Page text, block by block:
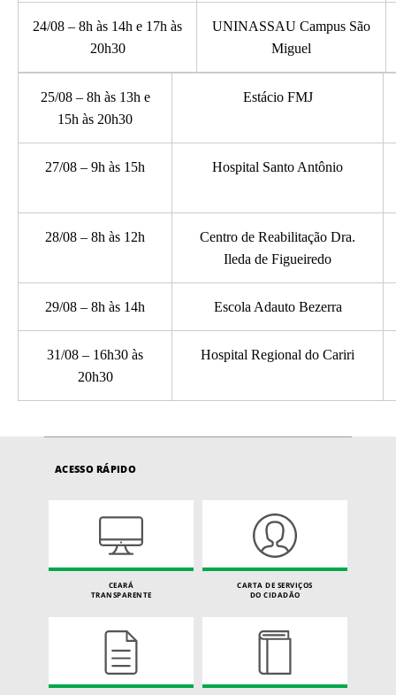
24/08 – 8h às 14h e 17h às
20h30
UNINASSAU Campus São
Miguel
25/08 – 8h às 13h e
15h às 20h30
Estácio FMJ
27/08 – 9h às 15h Hospital Santo Antônio
28/08 – 8h às 12h
Centro de Reabilitação Dra.
Ileda de Figueiredo
29/08 – 8h às 14h Escola Adauto Bezerra
31/08 – 16h30 às
20h30
Hospital Regional do Cariri
ACESSO RÁPIDO
CEARÁ
TRANSPARENTE
CARTA DE SERVIÇOS
DO CIDADÃO